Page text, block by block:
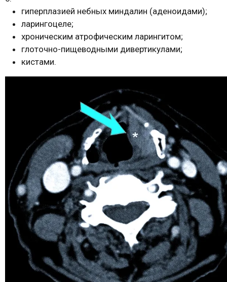
гиперплазией небных миндалин (аденоидами);
ларингоцеле;
хроническим атрофическим ларингитом;
глоточно-пищеводными дивертикулами;
кистами.